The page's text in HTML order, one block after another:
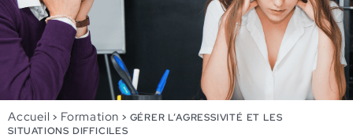
Accueil > Formation > GÉRER L’AGRESSIVITÉ ET LES
SITUATIONS DIFFICILES